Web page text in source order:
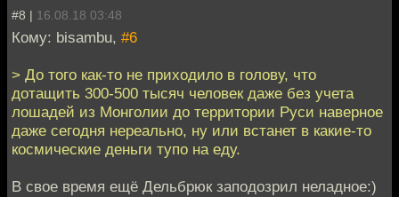
#8 | 16.08.18 03:48
Кому: bisambu, #6
> До того как-то не приходило в голову, что
дотащить 300-500 тысяч человек даже без учета
лошадей из Монголии до территории Руси наверное
даже сегодня нереально, ну или встанет в какие-то
космические деньги тупо на еду.
В свое время ещё Дельбрюк заподозрил неладное:)